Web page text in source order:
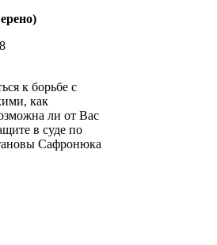
к борьбе с
как
ли от Вас
в суде по
Сафронюка